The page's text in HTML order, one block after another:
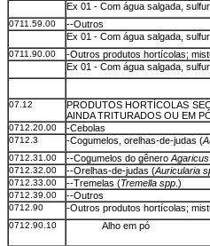
Ex 01 - Com água salgada,
0711.59.00
--Outros
Ex 01 - Com água salgada,
0711.90.00
-Outros produtos hortícolas;
Ex 01 - Com água salgada,
07.12
PRODUTOS HORTÍCOLAS
AINDA TRITURADOS OU EM
0712.20.00 -Cebolas
0712.3 -Cogumelos, orelhas-de-judas (
0712.31.00 --Cogumelos do gênero Agaricus
0712.32.00 --Orelhas-de-judas (Auricularia
0712.33.00 --Tremelas (Tremella spp .)
0712.39.00 --Outros
0712.90 -Outros produtos hortícolas;
0712.90.10 Alho em pó